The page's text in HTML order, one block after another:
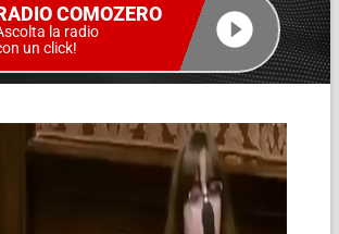
COMOZERO
la radio
un click!